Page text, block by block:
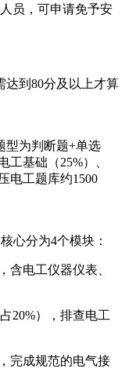
员，可申请免予安
达到‌80分及以上‌才算
型为判断题+单选
工基础（25%）、
电工题库约1500
心分为4个模块：
含电工仪器仪表、
20%），排查电工
完成规范的电气接